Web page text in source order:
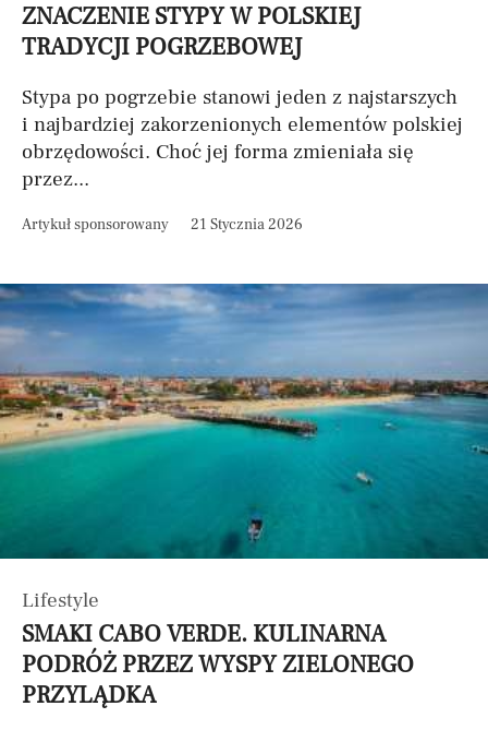
ZNACZENIE STYPY W POLSKIEJ
TRADYCJI POGRZEBOWEJ
Stypa po pogrzebie stanowi jeden z najstarszych
i najbardziej zakorzenionych elementów polskiej
obrzędowości. Choć jej forma zmieniała się
przez...
Artykuł sponsorowany 21 Stycznia 2026
Lifestyle
SMAKI CABO VERDE. KULINARNA
PODRÓŻ PRZEZ WYSPY ZIELONEGO
PRZYLĄDKA